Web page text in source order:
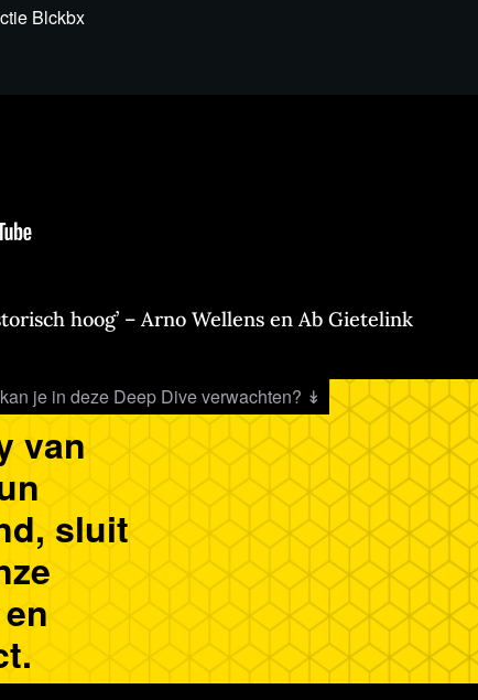
Blckbx
hoog’ – Arno Wellens en Ab Gietelink
je in deze Deep Dive verwachten? ↡
van
sluit